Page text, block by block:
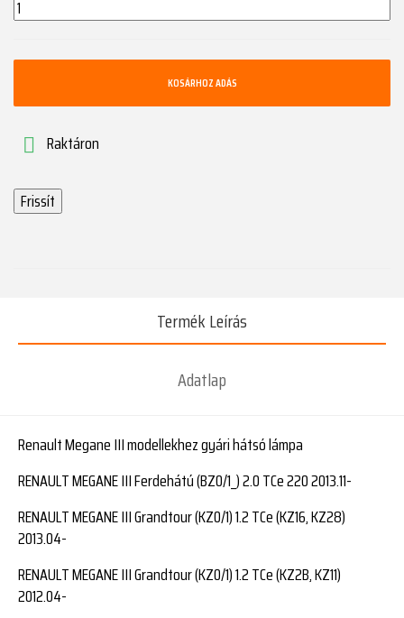
KOSÁRHOZ ADÁS
 Raktáron
Termék Leírás
Adatlap
Renault Megane III modellekhez gyári hátsó lámpa
RENAULT MEGANE III Ferdehátú (BZ0/1_) 2.0 TCe 220 2013.11-
RENAULT MEGANE III Grandtour (KZ0/1) 1.2 TCe (KZ16, KZ28)
2013.04-
RENAULT MEGANE III Grandtour (KZ0/1) 1.2 TCe (KZ2B, KZ11)
2012.04-